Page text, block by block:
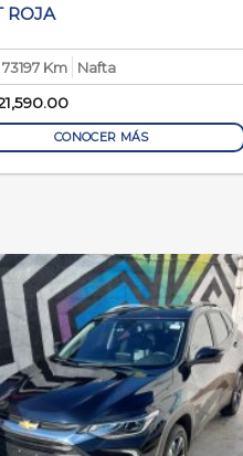
ROJA
73197 Km
Nafta
CONOCER MÁS